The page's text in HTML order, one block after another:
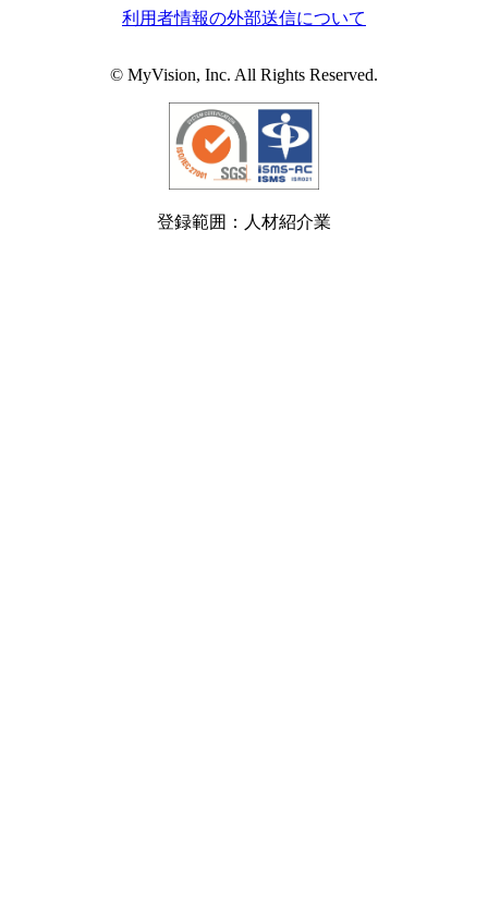
利用者情報の外部送信について
© MyVision, Inc. All Rights Reserved.
登録範囲：人材紹介業